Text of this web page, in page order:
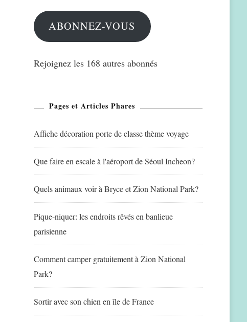
mail
ABONNEZ-VOUS
Rejoignez les 168 autres abonnés
Pages et Articles Phares
Affiche décoration porte de classe thème voyage
Que faire en escale à l'aéroport de Séoul Incheon?
Quels animaux voir à Bryce et Zion National Park?
Pique-niquer: les endroits rêvés en banlieue
parisienne
Comment camper gratuitement à Zion National
Park?
Sortir avec son chien en île de France